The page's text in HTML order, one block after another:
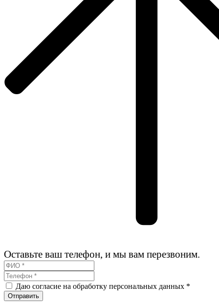
Оставьте ваш телефон, и мы вам перезвоним.
Даю согласие на обработку персональных данных *